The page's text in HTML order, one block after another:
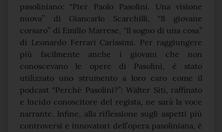
pasoliniano: “Pier Paolo Pasolini. Una visione
nuova” di Giancarlo Scarchilli, “Il giovane
corsaro” di Emilio Marrese, “Il sogno di una cosa”
di Leonardo Ferrari Carissimi. Per raggiungere
più facilmente anche i giovani che non
conoscevano le opere di Pasolini, è stato
utilizzato uno strumento a loro caro come il
podcast “Perché Pasolini?”: Walter Siti, raffinato
e lucido conoscitore del regista, ne sarà la voce
narrante. Infine, alla riflessione sugli aspetti più
controversi e innovatori dell’opera pasoliniana, è